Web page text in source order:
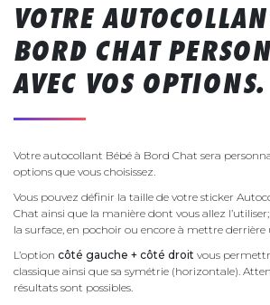
VOTRE
BORD CHAT
AVEC VOS OPTIONS.
Votre autocollant Bébé à Bord Chat sera
options que vous choisissez.
Vous pouvez définir la taille de votre sticker
Chat ainsi que la manière dont vous allez
la surface, en pochoir ou encore à mettre derrière
L’option côté gauche + côté droit vous
classique ainsi que sa symétrie (horizontale).
résultats sont possibles.